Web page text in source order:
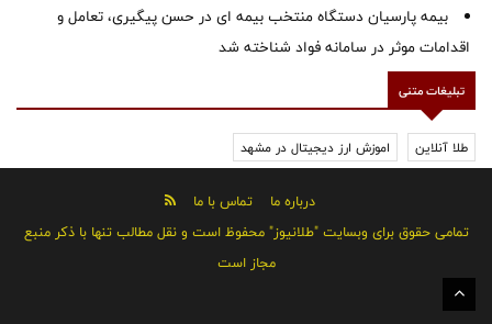
بیمه پارسیان دستگاه منتخب بیمه ای در حسن پیگیری، تعامل و
اقدامات موثر در سامانه فواد شناخته شد
تبلیغات متنی
طلا آنلاین اموزش ارز دیجیتال در مشهد
درباره ما
تماس با ما
تمامی حقوق برای وبسایت "طلانیوز" محفوظ است و نقل مطالب تنها با ذکر منبع
مجاز است